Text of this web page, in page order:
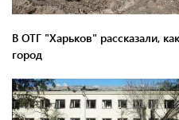
В ОТГ "Харьков" рассказали,
город